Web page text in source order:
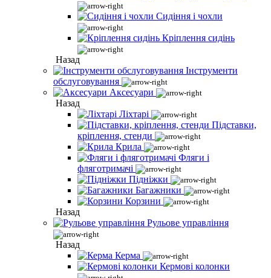
Сидіння і чохли
Кріплення сидінь
Назад
Інструменти
обслуговування
Аксесуари
Назад
Ліхтарі
Підставки,
кріплення, стенди
Крила
Фляги і
фляготримачі
Підніжки
Багажники
Корзини
Назад
Рульове управління
Назад
Керма
Кермові колонки